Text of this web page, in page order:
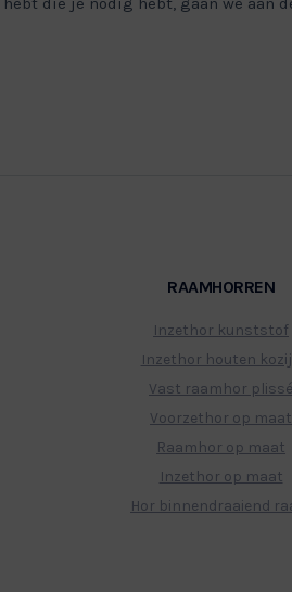
RAAMHORREN
Inzethor kunststof
Inzethor houten
Vast raamhor plissé
Voorzethor op maat
Raamhor op maat
Inzethor op maat
Hor binnendraaiend